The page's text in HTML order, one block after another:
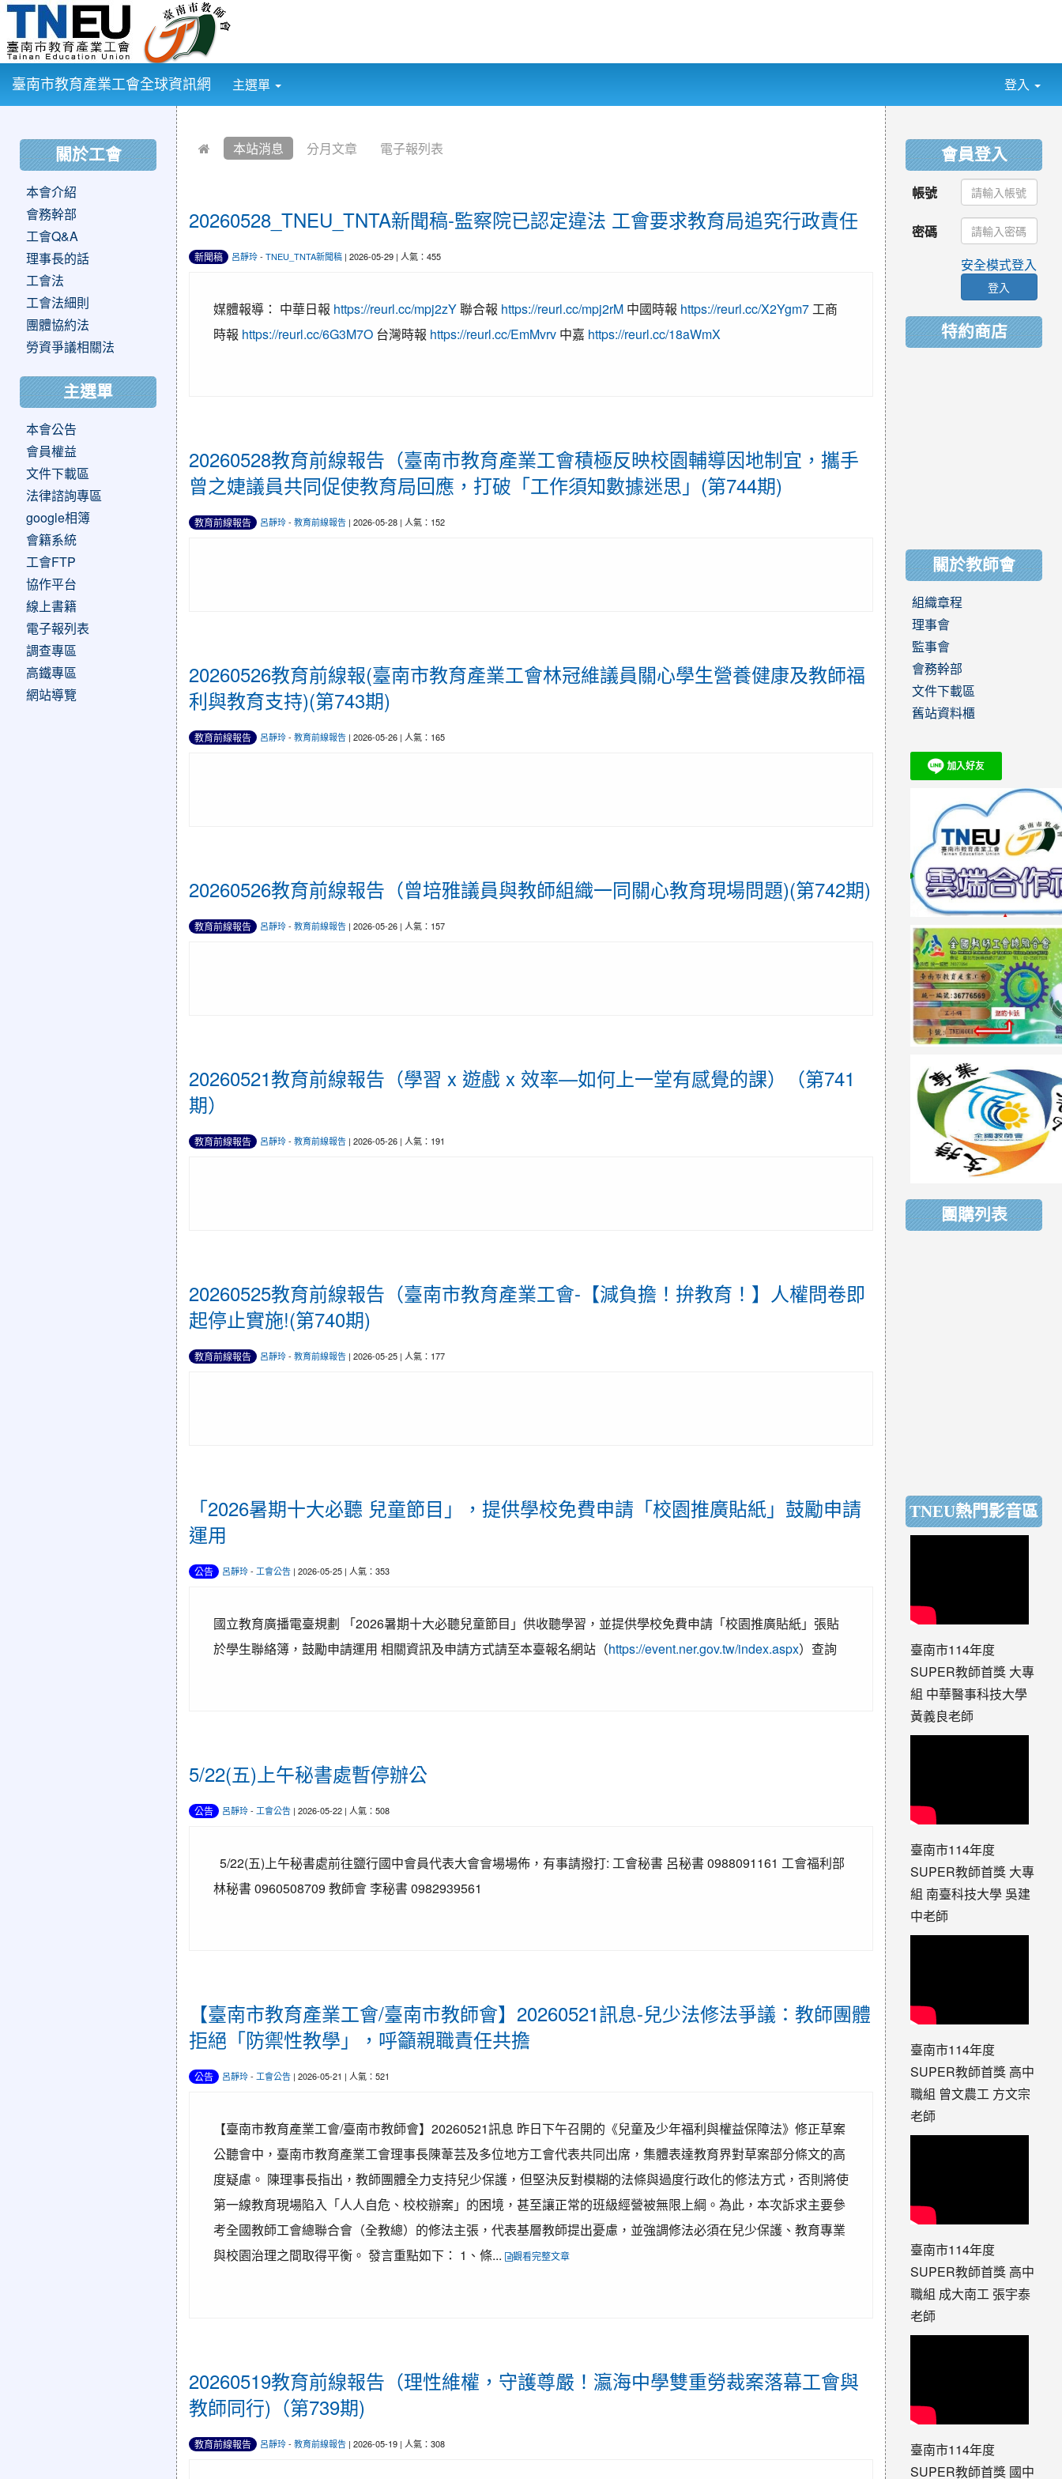
臺南市教育產業工會全球資訊網 主選單 登入
本站消息 分月文章 電子報列表
20260528_TNEU_TNTA新聞稿-監察院已認定違法 工會要求教育局追究行政責任
新聞稿 呂靜玲- TNEU_TNTA新聞稿 | 2026-05-29 | 人氣：455
媒體報導： 中華日報 https://reurl.cc/mpj2zY聯合報 https://reurl.cc/mpj2rM 中國時報 https://reurl.cc/X2Ygm7工商
時報 https://reurl.cc/6G3M7O 台灣時報 https://reurl.cc/EmMvrv 中嘉 https://reurl.cc/18aWmX
20260528教育前線報告（臺南市教育產業工會積極反映校園輔導因地制宜，攜手
曾之婕議員共同促使教育局回應，打破「工作須知數據迷思」(第744期)
教育前線報告 呂靜玲- 教育前線報告 | 2026-05-28 | 人氣：152
20260526教育前線報(臺南市教育產業工會林冠維議員關心學生營養健康及教師福
利與教育支持)(第743期)
教育前線報告 呂靜玲- 教育前線報告 | 2026-05-26 | 人氣：165
20260526教育前線報告（曾培雅議員與教師組織一同關心教育現場問題)(第742期)
教育前線報告 呂靜玲- 教育前線報告 | 2026-05-26 | 人氣：157
20260521教育前線報告（學習 x 遊戲 x 效率—如何上一堂有感覺的課）（第741
期）
教育前線報告 呂靜玲- 教育前線報告 | 2026-05-26 | 人氣：191
20260525教育前線報告（臺南市教育產業工會-【減負擔！拚教育！】人權問卷即
起停止實施!(第740期)
教育前線報告 呂靜玲- 教育前線報告 | 2026-05-25 | 人氣：177
「2026暑期十大必聽 兒童節目」，提供學校免費申請「校園推廣貼紙」鼓勵申請
運用
公告 呂靜玲- 工會公告 | 2026-05-25 | 人氣：353
國立教育廣播電臺規劃 「2026暑期十大必聽兒童節目」供收聽學習，並提供學校免費申請「校園推廣貼紙」張貼
於學生聯絡簿，鼓勵申請運用 相關資訊及申請方式請至本臺報名網站（https://event.ner.gov.tw/index.aspx）查詢
5/22(五)上午秘書處暫停辦公
公告 呂靜玲- 工會公告 | 2026-05-22 | 人氣：508
5/22(五)上午秘書處前往鹽行國中會員代表大會會場場佈，有事請撥打: 工會秘書 呂秘書 0988091161 工會福利部
林秘書 0960508709 教師會 李秘書 0982939561
【臺南市教育產業工會/臺南市教師會】20260521訊息-兒少法修法爭議：教師團體
拒絕「防禦性教學」，呼籲親職責任共擔
公告 呂靜玲- 工會公告 | 2026-05-21 | 人氣：521
【臺南市教育產業工會/臺南市教師會】20260521訊息 昨日下午召開的《兒童及少年福利與權益保障法》修正草案
公聽會中，臺南市教育產業工會理事長陳葦芸及多位地方工會代表共同出席，集體表達教育界對草案部分條文的高
度疑慮。 陳理事長指出，教師團體全力支持兒少保護，但堅決反對模糊的法條與過度行政化的修法方式，否則將使
第一線教育現場陷入「人人自危、校校辦案」的困境，甚至讓正常的班級經營被無限上綱。為此，本次訴求主要參
考全國教師工會總聯合會（全教總）的修法主張，代表基層教師提出憂慮，並強調修法必須在兒少保護、教育專業
與校園治理之間取得平衡。 發言重點如下： 1、條...
觀看完整文章
20260519教育前線報告（理性維權，守護尊嚴！瀛海中學雙重勞裁案落幕工會與
教師同行)（第739期)
教育前線報告 呂靜玲- 教育前線報告 | 2026-05-19 | 人氣：308
關於工會
本會介紹
會務幹部
工會Q&A
理事長的話
工會法
工會法細則
團體協約法
勞資爭議相關法
主選單
本會公告
會員權益
文件下載區
法律諮詢專區
google相簿
會籍系統
工會FTP
協作平台
線上書籍
電子報列表
調查專區
高鐵專區
網站導覽
會員登入
帳號
密碼
安全模式登入
登入
特約商店
關於教師會
組織章程
理事會
監事會
會務幹部
文件下載區
舊站資料櫃
團購列表
TNEU熱門影音區
臺南市114年度
SUPER教師首獎 大專
組 中華醫事科技大學
黃義良老師
臺南市114年度
SUPER教師首獎 大專
組 南臺科技大學 吳建
中老師
臺南市114年度
SUPER教師首獎 高中
職組 曾文農工 方文宗
老師
臺南市114年度
SUPER教師首獎 高中
職組 成大南工 張宇泰
老師
臺南市114年度
SUPER教師首獎 國中